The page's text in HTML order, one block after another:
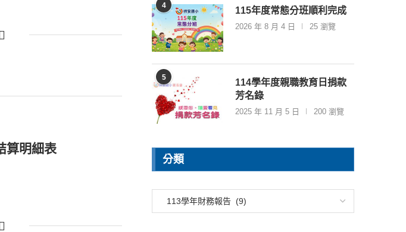
算明細表
4
115年度常態分班順利完成
2026 年 8 月 4 日 25 瀏覽
5
114學年度親職教育日捐款
芳名錄
2025 年 11 月 5 日 200 瀏覽
分類